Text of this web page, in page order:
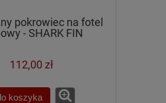
pokrowiec na fotel
- SHARK FIN
112,00 zł
koszyka